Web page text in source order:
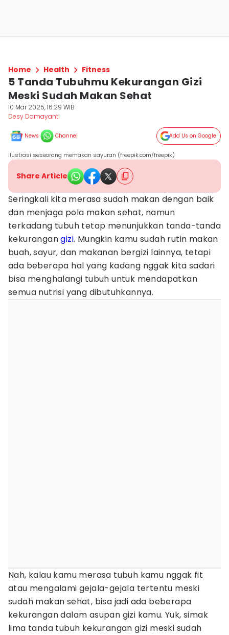
Home Health Fitness
5 Tanda Tubuhmu Kekurangan Gizi
Meski Sudah Makan Sehat
10 Mar 2025, 16:29 WIB
Desy Damayanti
News Channel Add Us on Google
ilustrasi seseorang memakan sayuran (freepik.com/freepik)
Share Article
Seringkali kita merasa sudah makan dengan baik
dan menjaga pola makan sehat, namun
terkadang tubuh tetap menunjukkan tanda-tanda
kekurangangizi. Mungkin kamu sudah rutin makan
buah, sayur, dan makanan bergizi lainnya, tetapi
ada beberapa hal yang kadang nggak kita sadari
bisa menghalangi tubuh untuk mendapatkan
semua nutrisi yang dibutuhkannya.
Nah, kalau kamu merasa tubuh kamu nggak fit
atau mengalami gejala-gejala tertentu meski
sudah makan sehat, bisa jadi ada beberapa
kekurangan dalam asupan gizi kamu. Yuk, simak
lima tanda tubuh kekurangan gizi meski sudah